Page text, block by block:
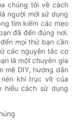
chúng tôi về cách
người mới sử dụng
tìm kiếm các mẹo
đã đến đúng nơi.
mọi thứ bạn cần
các nguyên tắc cơ
là một chuyên gia
mê DIY, hướng dẫn
khí trục vít của
hiểu cách sử dụng